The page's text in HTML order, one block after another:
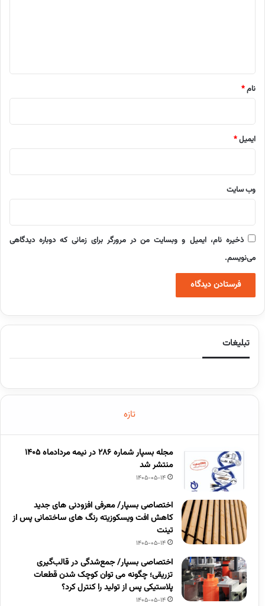
نام*
ایمیل*
وب‌ سایت
ذخیره نام، ایمیل و وبسایت من در مرورگر برای زمانی که دوباره دیدگاهی
می‌نویسم.
تبلیغات
تازه
مجله بسپار شماره 286 در نیمه مردادماه 1405
منتشر شد
1405-05-14
اختصاصی بسپار/ معرفی افزودنی های جدید
کاهش افت ویسکوزیته رنگ های ساختمانی پس از
تینت
1405-05-14
اختصاصی بسپار/ جمع‌شدگی در قالب‌گیری
تزریقی؛ چگونه می توان کوچک شدن قطعات
پلاستیکی پس از تولید را کنترل کرد؟
1405-05-14